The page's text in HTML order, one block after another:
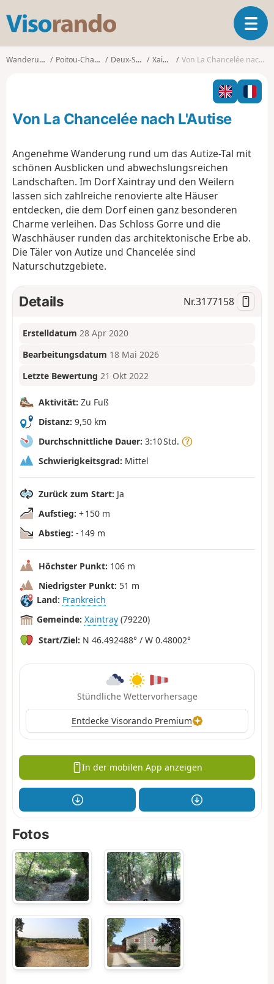
s
o
o
T
o
l
n
g
Wanderungen Poitou-Charentes Deux-Sèvres Xaintray Von La Chancelée nach L'Autise
Von La Chancelée nach L'Autise
Angenehme Wanderung rund um das Autize-Tal mit
schönen Ausblicken und abwechslungsreichen
Landschaften. Im Dorf Xaintray und den Weilern
lassen sich zahlreiche renovierte alte Häuser
entdecken, die dem Dorf einen ganz besonderen
Charme verleihen. Das Schloss Gorre und die
Waschhäuser runden das architektonische Erbe ab.
Die Täler von Autize und Chancelée sind
Naturschutzgebiete.
Details Nr.3177158
Erstelldatum 28 Apr 2020
Bearbeitungsdatum 18 Mai 2026
Letzte Bewertung 21 Okt 2022
Aktivität: Zu Fuß
Distanz: 9,50 km
Durchschnittliche Dauer: 3:10 Std.
Schwierigkeitsgrad: Mittel
Zurück zum Start: Ja
Aufstieg: + 150 m
Abstieg: - 149 m
Höchster Punkt: 106 m
Niedrigster Punkt: 51 m
Land: Frankreich
Gemeinde: Xaintray (79220)
Start/Ziel: N 46.492488° / W 0.48002°
Stündliche Wettervorhersage
Entdecke Visorando Premium
In der mobilen App anzeigen
Fotos